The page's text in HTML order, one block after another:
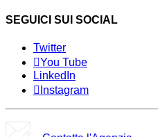
SEGUICI SUI SOCIAL
Twitter
You Tube
LinkedIn
Instagram